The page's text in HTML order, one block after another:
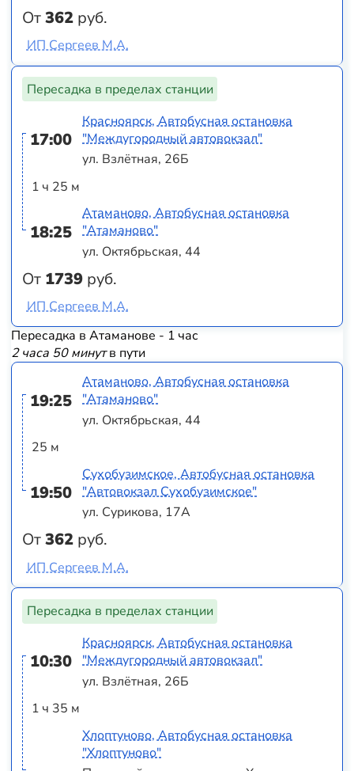
От362 руб.
ИП Сергеев М.А.
Пересадка в пределах станции
17:00
1 ч 25 м
18:25
От 1739 руб.
Красноярск, Автобусная остановка
"Междугородный автовокзал"
ул. Взлётная, 26Б
Атаманово, Автобусная остановка
"Атаманово"
ул. Октябрьская, 44
ИП Сергеев М.А.
Пересадка в Атаманове - 1 час
2 часа 50 минутв пути
19:25
25 м
19:50
От362 руб.
Атаманово, Автобусная остановка
"Атаманово"
ул. Октябрьская, 44
Сухобузимское, Автобусная остановка
"Автовокзал Сухобузимское"
ул. Сурикова, 17А
ИП Сергеев М.А.
Пересадка в пределах станции
10:30
1 ч 35 м
Красноярск, Автобусная остановка
"Междугородный автовокзал"
ул. Взлётная, 26Б
Хлоптуново, Автобусная остановка
"Хлоптуново"